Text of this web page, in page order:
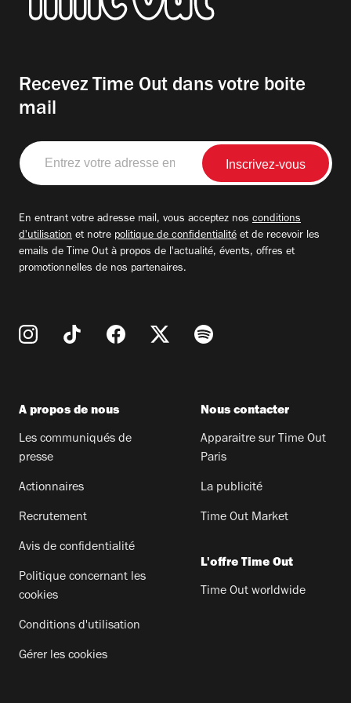
Recevez Time Out dans votre boite
mail
Entrez
votre
adresse
En entrant votre adresse mail, vous acceptez nos conditions
d'utilisation et notre politique de confidentialité et de recevoir les
emails de Time Out à propos de l'actualité, évents, offres et
promotionnelles de nos partenaires.
A propos de nous
Les communiqués de
presse
Actionnaires
Recrutement
Avis de confidentialité
Politique concernant les
cookies
Conditions d'utilisation
Gérer les cookies
Nous contacter
Apparaitre sur Time Out
Paris
La publicité
Time Out Market
L'offre Time Out
Time Out worldwide